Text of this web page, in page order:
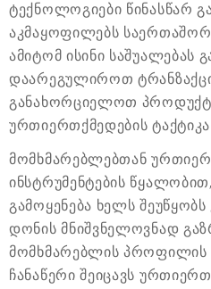
ტექნოლოგიები წინასწარ
აკმაყოფილებს
ამიტომ ისინი საშუალებას
დაარეგულიროთ
განახორციელოთ
ურთიერთქმედების ტაქტიკა.
მომხმარებლებთან
ინსტრუმენტების
გამოყენება ხელს შეუწყობს
დონის მნიშვნელოვნად
მომხმარებლის
ჩანაწერი შეიცავს